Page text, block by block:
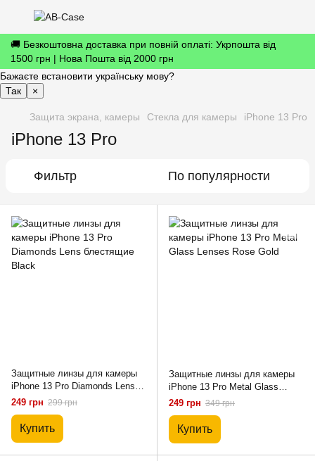
🚚 Безкоштовна доставка при повній оплаті: Укрпошта від
1500 грн | Нова Пошта від 2000 грн
Бажаєте встановити українську мову?
Так
×
Защита экрана, камеры Cтекла для камеры iPhone 13 Pro
iPhone 13 Pro
Фильтр По популярности
Защитные линзы для камеры
iPhone 13 Pro Diamonds Lens
блестящие Black
249 грн 299 грн
Купить
Защитные линзы для камеры
iPhone 13 Pro Metal Glass
Lenses Rose Gold
249 грн 349 грн
Купить